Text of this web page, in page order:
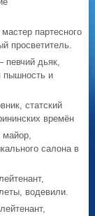
партесного
просветитель.
дьяк,
пышность и
статский
времён
салона в
водевили.